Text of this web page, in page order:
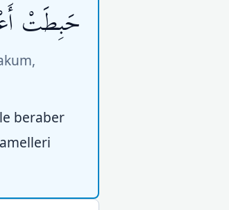
حَبِطَتْ
beraber